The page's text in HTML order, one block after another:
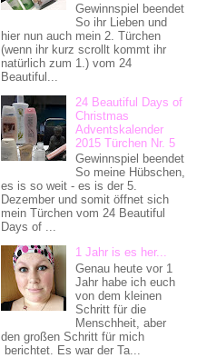
Gewinnspiel beendet
So ihr Lieben und
hier nun auch mein 2. Türchen
(wenn ihr kurz scrollt kommt ihr
natürlich zum 1.) vom 24
Beautiful...
24 Beautiful Days of
Christmas
Adventskalender
2015 Türchen Nr. 5
Gewinnspiel beendet
So meine Hübschen,
es is so weit - es is der 5.
Dezember und somit öffnet sich
mein Türchen vom 24 Beautiful
Days of ...
1 Jahr is es her...
Genau heute vor 1
Jahr habe ich euch
von dem kleinen
Schritt für die
Menschheit, aber
den großen Schritt für mich
berichtet. Es war der Ta...